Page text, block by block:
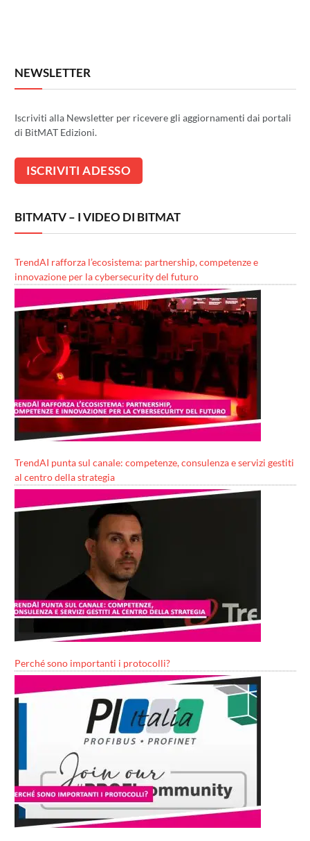
NEWSLETTER
Iscriviti alla Newsletter per ricevere gli aggiornamenti dai portali
di BitMAT Edizioni.
BITMATV – I VIDEO DI BITMAT
TrendAI rafforza l’ecosistema: partnership, competenze e
innovazione per la cybersecurity del futuro
TrendAI punta sul canale: competenze, consulenza e servizi gestiti
al centro della strategia
Perché sono importanti i protocolli?